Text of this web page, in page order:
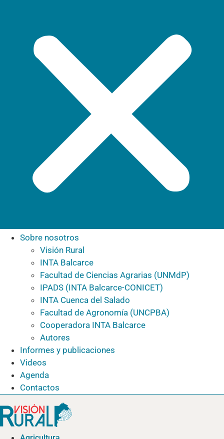
Sobre nosotros
Visión Rural
INTA Balcarce
Facultad de Ciencias Agrarias (UNMdP)
IPADS (INTA Balcarce-CONICET)
INTA Cuenca del Salado
Facultad de Agronomía (UNCPBA)
Cooperadora INTA Balcarce
Autores
Informes y publicaciones
Videos
Agenda
Contactos